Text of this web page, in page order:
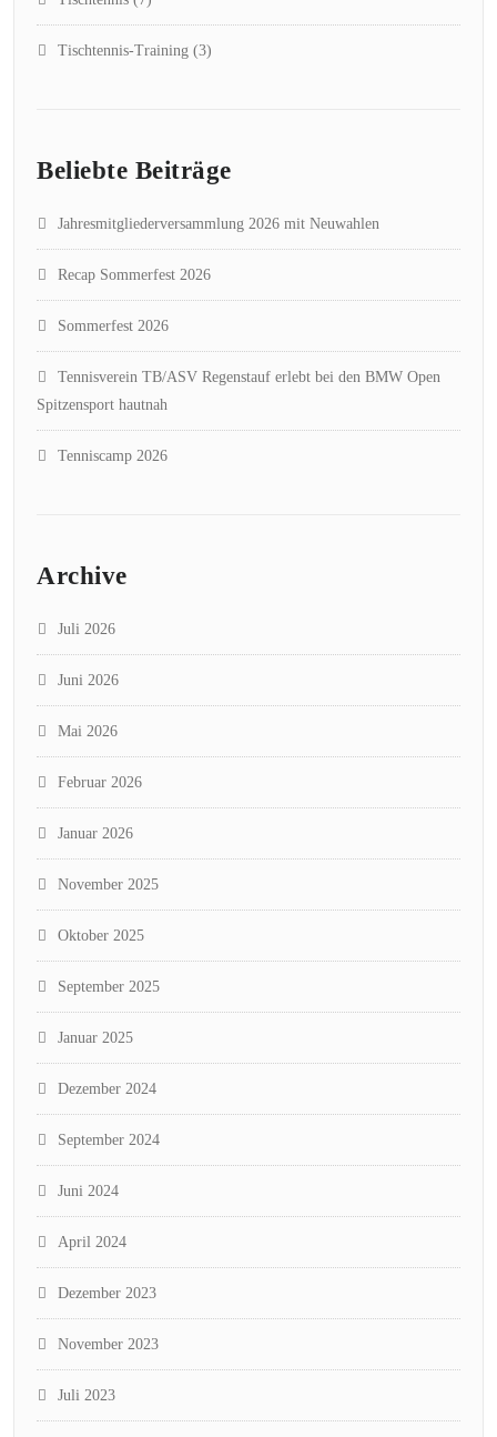
Tischtennis-Training (3)
Beliebte Beiträge
Jahresmitgliederversammlung 2026 mit Neuwahlen
Recap Sommerfest 2026
Sommerfest 2026
Tennisverein TB/ASV Regenstauf erlebt bei den BMW Open
Spitzensport hautnah
Tenniscamp 2026
Archive
Juli 2026
Juni 2026
Mai 2026
Februar 2026
Januar 2026
November 2025
Oktober 2025
September 2025
Januar 2025
Dezember 2024
September 2024
Juni 2024
April 2024
Dezember 2023
November 2023
Juli 2023